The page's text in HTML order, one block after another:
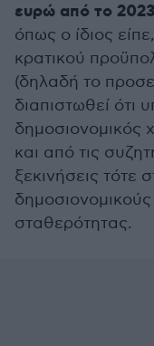
ευρώ από το 2023
όπως ο ίδιος
κρατικού
(δηλαδή το
διαπιστωθεί ότι
και από τις
ξεκινήσεις τότε
σταθερότητας.